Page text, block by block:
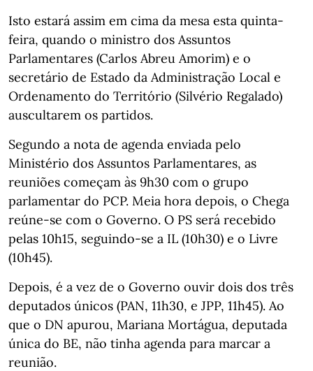
Isto estará assim em cima da mesa esta quinta-
feira, quando o ministro dos Assuntos
Parlamentares (Carlos Abreu Amorim) e o
secretário de Estado da Administração Local e
Ordenamento do Território (Silvério Regalado)
auscultarem os partidos.
Segundo a nota de agenda enviada pelo
Ministério dos Assuntos Parlamentares, as
reuniões começam às 9h30 com o grupo
parlamentar do PCP. Meia hora depois, o Chega
reúne-se com o Governo. O PS será recebido
pelas 10h15, seguindo-se a IL (10h30) e o Livre
(10h45).
Depois, é a vez de o Governo ouvir dois dos três
deputados únicos (PAN, 11h30, e JPP, 11h45). Ao
que o DN apurou, Mariana Mortágua, deputada
única do BE, não tinha agenda para marcar a
reunião.